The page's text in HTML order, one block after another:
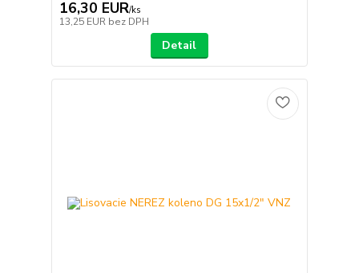
16,30 EUR/ks
13,25 EUR bez DPH
Detail